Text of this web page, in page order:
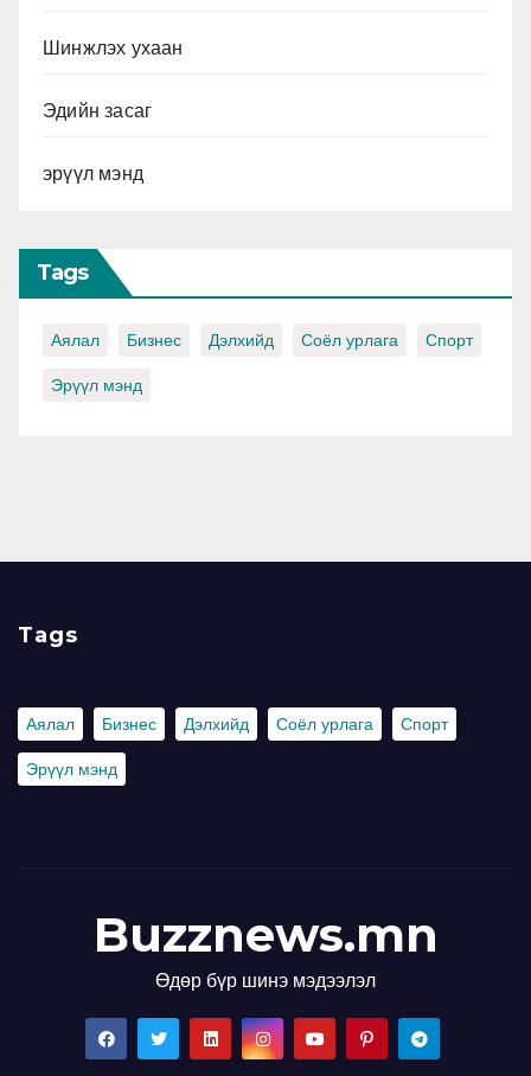
Шинжлэх ухаан
Эдийн засаг
эрүүл мэнд
Tags
Аялал Бизнес Дэлхийд Соёл урлага Спорт
Эрүүл мэнд
Tags
Аялал Бизнес Дэлхийд Соёл урлага Спорт
Эрүүл мэнд
Buzznews.mn
Өдөр бүр шинэ мэдээлэл